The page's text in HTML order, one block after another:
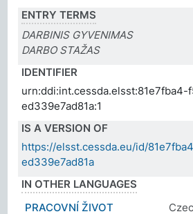
ENTRY TERMS
DARBINIS GYVENIMAS
DARBO STAŽAS
IDENTIFIER
ed339e7ad81a:1
IS A VERSION OF
https://elsst.cessda.eu/id/
ed339e7ad81a
IN OTHER LANGUAGES
PRACOVNÍ ŽIVOT